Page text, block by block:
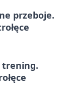
przeboje.
trening.